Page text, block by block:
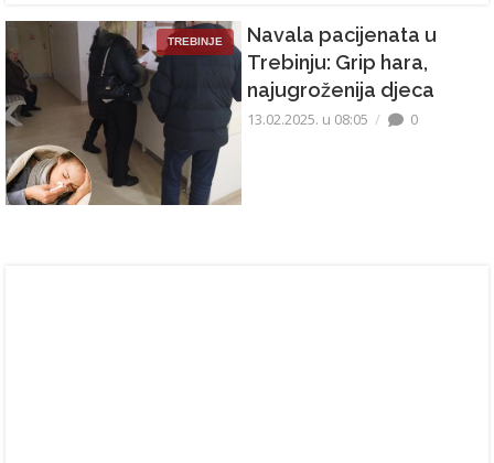
TREBINJE
Navala pacijenata u
Trebinju: Grip hara,
najugroženija djeca
13.02.2025. u 08:05 0